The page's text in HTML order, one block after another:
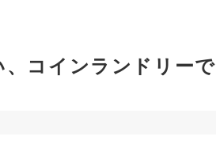
コインランドリーで